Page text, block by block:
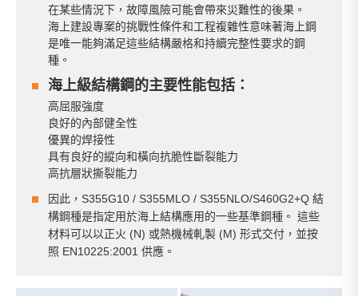
在某些情況下，故障風險可能會帶來災難性的後果。
海上建設專案的挑戰性條件和工程複雜性意味著海上鋼
是唯一能夠滿足這些結構嚴格和持續完整性要求的鋼
種。
海上級結構鋼的主要性能包括：
高屈服強度
良好的內部健全性
優異的焊接性
具有良好的縱向和橫向抗脆性斷裂能力
高抗層狀撕裂能力
因此，S355G10 / S355MLO / S355NLO/S460G2+Q 結
構鋼種是指定用於海上結構應用的一些基準鋼種。 這些
材料可以以正火 (N) 或熱機械軋製 (M) 形式交付，並按
照 EN10225:2001 供應。